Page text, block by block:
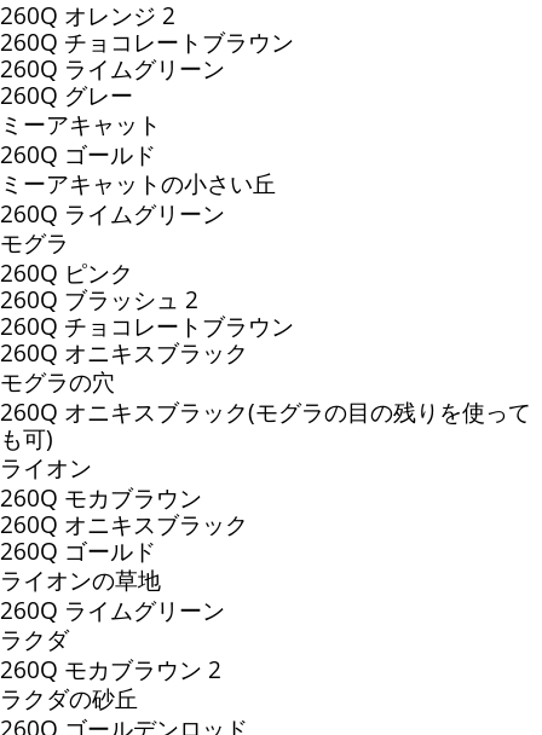
260Q オレンジ 2
260Q チョコレートブラウン
260Q ライムグリーン
260Q グレー
ミーアキャット
260Q ゴールド
ミーアキャットの小さい丘
260Q ライムグリーン
モグラ
260Q ピンク
260Q ブラッシュ 2
260Q チョコレートブラウン
260Q オニキスブラック
モグラの穴
260Q オニキスブラック(モグラの目の残りを使って
も可)
ライオン
260Q モカブラウン
260Q オニキスブラック
260Q ゴールド
ライオンの草地
260Q ライムグリーン
ラクダ
260Q モカブラウン 2
ラクダの砂丘
260Q ゴールデンロッド